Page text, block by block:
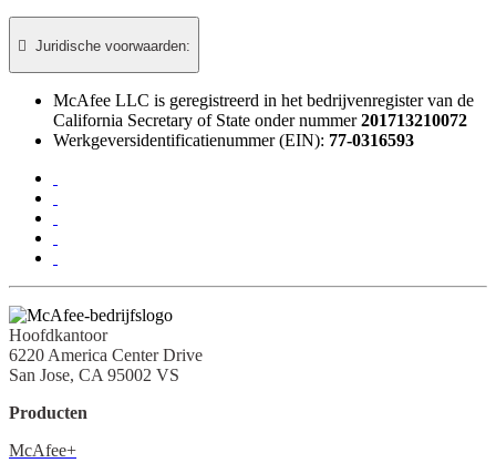
 Juridische voorwaarden:​
McAfee LLC is geregistreerd in het bedrijvenregister van de
California Secretary of State onder nummer201713210072
Werkgeversidentificatienummer (EIN): 77-0316593
Hoofdkantoor
6220 America Center Drive
San Jose, CA 95002 VS
Producten
McAfee+